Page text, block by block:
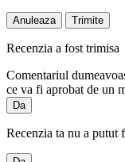
Anuleaza Trimite
Recenzia a fost trimisa
Comentariul
ce va fi aprobat de un
Da
Recenzia ta nu a putut